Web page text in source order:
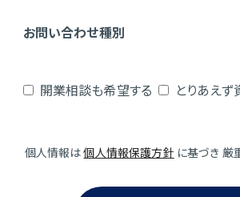
お問い合わせ種別
開業相談も希望する とりあえ
個人情報は個人情報保護方針 に基づき 厳